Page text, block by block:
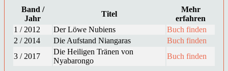
Band /
Jahr
Titel
Mehr
erfahren
1 / 2012
Der Löwe Nubiens
Buch finden
2 / 2014
Die Aufstand Niangaras
Buch finden
3 / 2017
Die Heiligen Tränen von
Nyabarongo
Buch finden